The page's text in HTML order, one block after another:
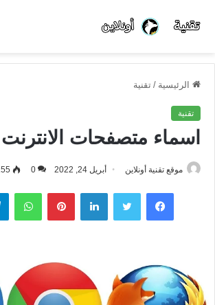
الرئيسية / تقنية
تقنية
اسماء متصفحات
موقع تقنية أونلاين أبريل 24, 2022 0
فيسبوك تويتر لينكدإن بينتيريست